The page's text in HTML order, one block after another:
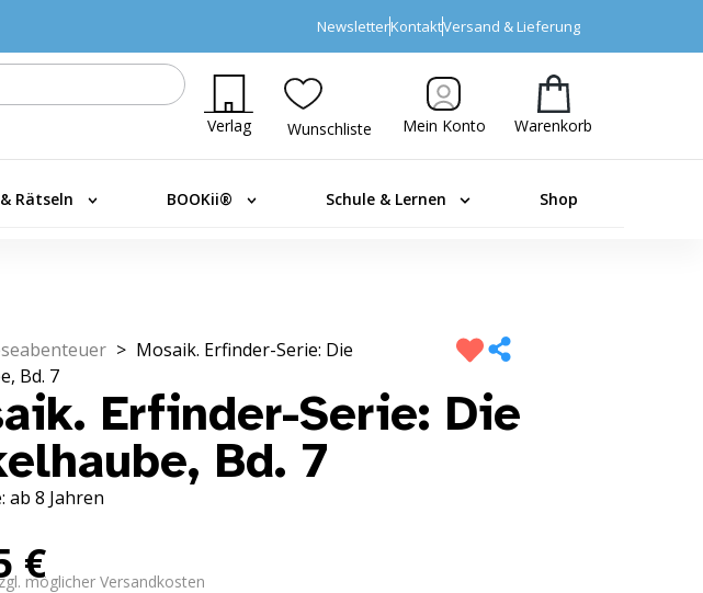
NewsletterKontaktVersand & Lieferung
Verlag Wunschliste Mein Konto Warenkorb
Rätseln BOOKii® Schule & Lernen Shop
> Mosaik. Erfinder-Serie: Die
Bd. 7
Erfinder-Serie: Die
Bd. 7
ab 8 Jahren
€
möglicher Versandkosten